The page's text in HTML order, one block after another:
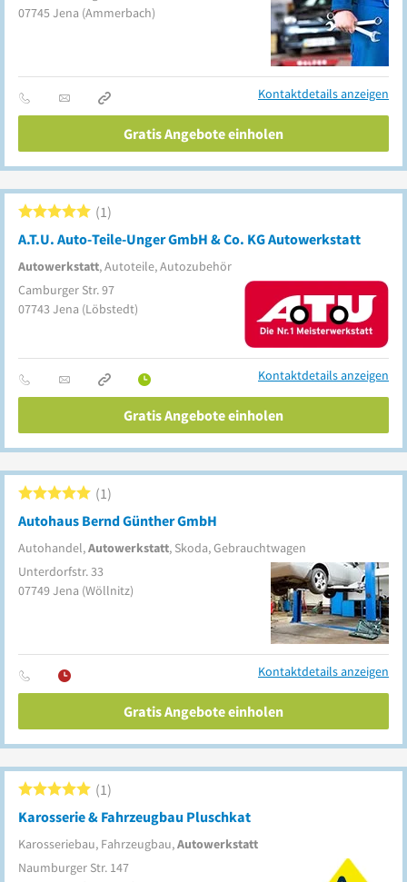
07745Jena (Ammerbach)
Kontaktdetails anzeigen
Gratis Angebote einholen
A.T.U. Auto-Teile-Unger GmbH & Co. KG Autowerkstatt
Autowerkstatt, Autoteile, Autozubehör
1
Camburger Str. 97
07743 Jena (Löbstedt)
Kontaktdetails anzeigen
Gratis Angebote einholen
Autohaus Bernd Günther GmbH
Autohandel,Autowerkstatt, Skoda, Gebrauchtwagen
1
Unterdorfstr. 33
07749Jena (Wöllnitz)
Kontaktdetails anzeigen
Gratis Angebote einholen
Karosserie & Fahrzeugbau Pluschkat
Karosseriebau, Fahrzeugbau,Autowerkstatt
1
Naumburger Str. 147